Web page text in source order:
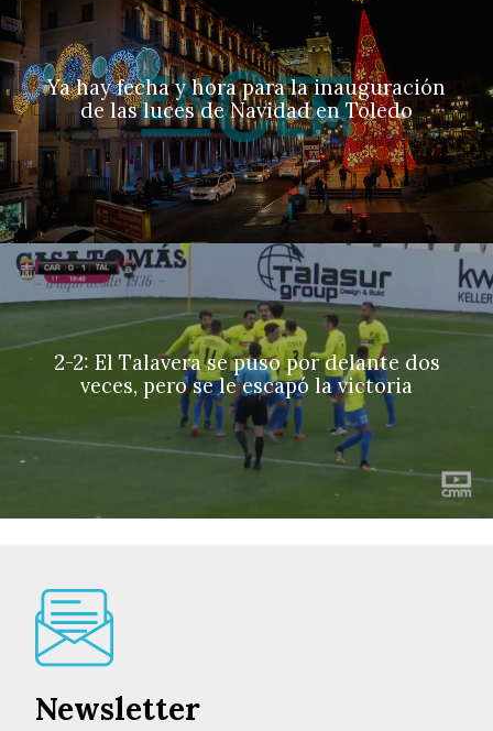
Ya hay fecha y hora para la inauguración
de las luces de Navidad en Toledo
2-2: El Talavera se puso por delante dos
veces, pero se le escapó la victoria
Newsletter